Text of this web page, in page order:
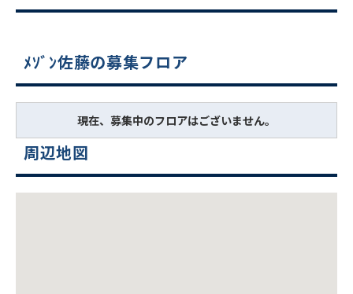
ﾒｿﾞﾝ佐藤の募集フロア
現在、募集中のフロアはございません。
周辺地図